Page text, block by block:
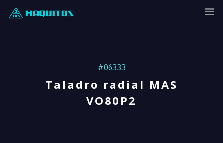
#06333
Taladro radial MAS
VO80P2